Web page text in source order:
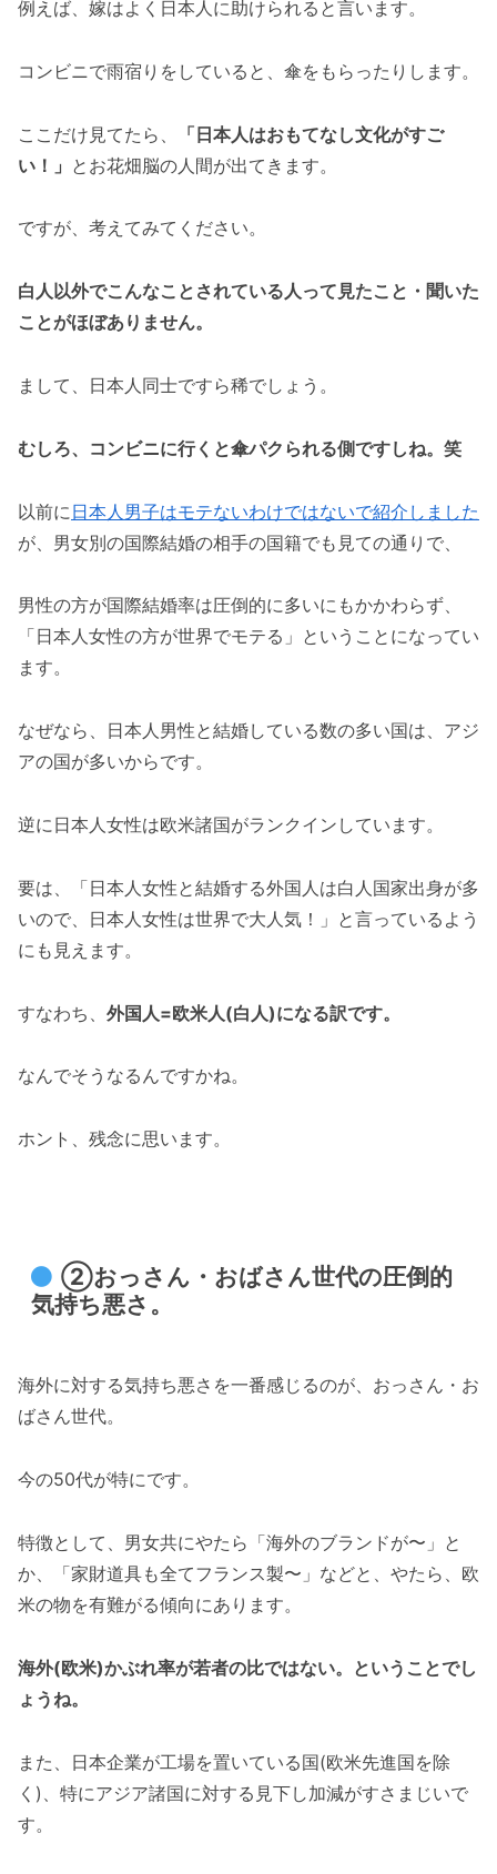
例えば、嫁はよく日本人に助けられると言います。
コンビニで雨宿りをしていると、傘をもらったりします。
ここだけ見てたら、
「日本人はおもてなし文化がすご
い！」 とお花畑脳の人間が出てきます。
ですが、考えてみてください。
白人以外でこんなことされている人って見たこと・聞いた
ことがほぼありません。
まして、日本人同士ですら稀でしょう。
むしろ、コンビニに行くと傘パクられる側ですしね。笑
以前に 日本人男子はモテないわけではないで紹介しました
が、男女別の国際結婚の相手の国籍でも見ての通りで、
男性の方が国際結婚率は圧倒的に多いにもかかわらず、
「日本人女性の方が世界でモテる」ということになってい
ます。
なぜなら、日本人男性と結婚している数の多い国は、アジ
アの国が多いからです。
逆に日本人女性は欧米諸国がランクインしています。
要は、「日本人女性と結婚する外国人は白人国家出身が多
いので、日本人女性は世界で大人気！」と言っているよう
にも見えます。
すなわち、 外国人=欧米人(白人)になる訳です。
なんでそうなるんですかね。
ホント、残念に思います。
②おっさん・おばさん世代の圧倒的
気持ち悪さ。
海外に対する気持ち悪さを一番感じるのが、おっさん・お
ばさん世代。
今の50代が特にです。
特徴として、男女共にやたら「海外のブランドが〜」と
か、「家財道具も全てフランス製〜」などと、やたら、欧
米の物を有難がる傾向にあります。
海外(欧米)かぶれ率が若者の比ではない。ということでし
ょうね。
また、日本企業が工場を置いている国(欧米先進国を除
く)、特にアジア諸国に対する見下し加減がすさまじいで
す。